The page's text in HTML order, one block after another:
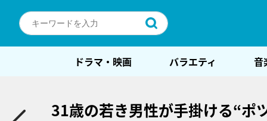
ドラマ・映画 バラエティ 音
31歳の若き男性が手掛ける“ポ